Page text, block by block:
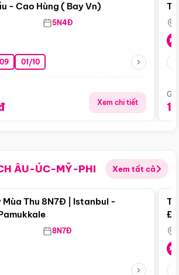
- Cao Hùng ( Bay Vn)
5N4Đ
01/10
Xem chi tiết
ÂU-ÚC-MỸ-PHI Xem tất cả
Điểm nổi bật
Mùa Thu 8N7Đ | Istanbul -
8N7Đ